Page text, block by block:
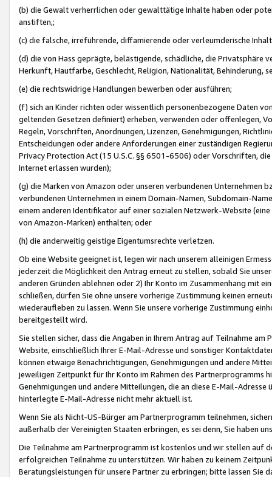
(b) die Gewalt verherrlichen oder gewalttätige Inhalte haben oder
anstiften,;
(c) die falsche, irreführende, diffamierende oder verleumderische
(d) die von Hass geprägte, belästigende, schädliche, die Privatsphäre
Herkunft, Hautfarbe, Geschlecht, Religion, Nationalität, Behinderung,
(e) die rechtswidrige Handlungen bewerben oder ausführen;
(f) sich an Kinder richten oder wissentlich personenbezogene Daten
geltenden Gesetzen definiert) erheben, verwenden oder offenlegen,
Regeln, Vorschriften, Anordnungen, Lizenzen, Genehmigungen,
Entscheidungen oder andere Anforderungen einer zuständigen
Privacy Protection Act (15 U.S.C. §§ 6501-6506) oder Vorschriften,
Internet erlassen wurden);
(g) die Marken von Amazon oder unseren verbundenen Unternehmen
verbundenen Unternehmen in einem Domain-Namen, Subdomain-
einem anderen Identifikator auf einer sozialen Netzwerk-Website
von Amazon-Marken) enthalten; oder
(h) die anderweitig geistige Eigentumsrechte verletzen.
Ob eine Website geeignet ist, legen wir nach unserem alleinigen
jederzeit die Möglichkeit den Antrag erneut zu stellen, sobald Sie
anderen Gründen ablehnen oder 2) Ihr Konto im Zusammenhang mit
schließen, dürfen Sie ohne unsere vorherige Zustimmung keinen
wiederaufleben zu lassen. Wenn Sie unsere vorherige Zustimmung
bereitgestellt wird.
Sie stellen sicher, dass die Angaben in Ihrem Antrag auf Teilnahme
Website, einschließlich Ihrer E-Mail-Adresse und sonstiger
können etwaige Benachrichtigungen, Genehmigungen und andere
jeweiligen Zeitpunkt für Ihr Konto im Rahmen des Partnerprogramms
Genehmigungen und andere Mitteilungen, die an diese E-Mail-
hinterlegte E-Mail-Adresse nicht mehr aktuell ist.
Wenn Sie als Nicht-US-Bürger am Partnerprogramm teilnehmen,
außerhalb der Vereinigten Staaten erbringen, es sei denn, Sie haben
Die Teilnahme am Partnerprogramm ist kostenlos und wir stellen auf
erfolgreichen Teilnahme zu unterstützen. Wir haben zu keinem
Beratungsleistungen für unsere Partner zu erbringen; bitte lassen Sie